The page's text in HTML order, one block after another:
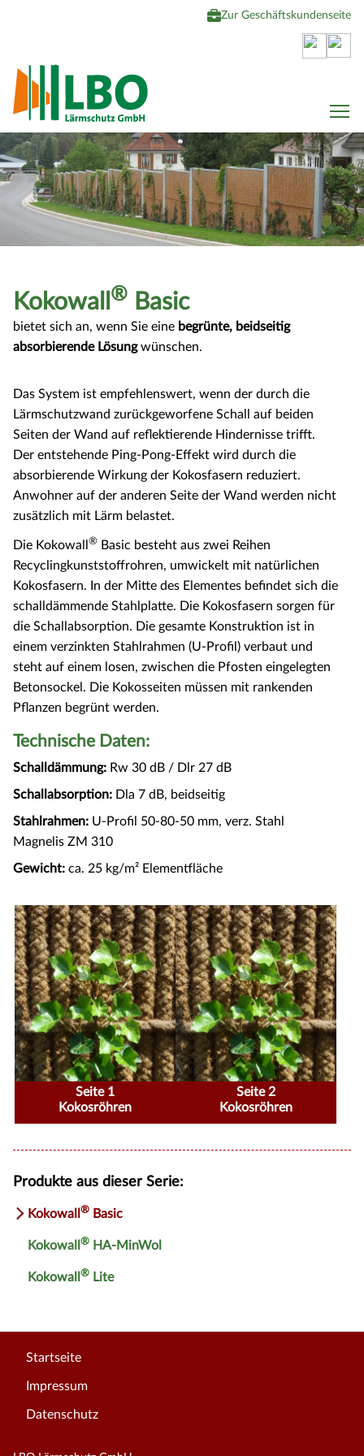
Zur Geschäftskundenseite
Kokowall ® Basic
bietet sich an, wenn Sie eine begrünte, beidseitig
absorbierende Lösungwünschen.
Das System ist empfehlenswert, wenn der durch die
Lärmschutzwand zurückgeworfene Schall auf beiden
Seiten der Wand auf reflektierende Hindernisse trifft.
Der entstehende Ping-Pong-Effekt wird durch die
absorbierende Wirkung der Kokosfasern reduziert.
Anwohner auf der anderen Seite der Wand werden nicht
zusätzlich mit Lärm belastet.
Die Kokowall ® Basic besteht aus zwei Reihen
Recyclingkunststoffrohren, umwickelt mit natürlichen
Kokosfasern. In der Mitte des Elementes befindet sich die
schalldämmende Stahlplatte. Die Kokosfasern sorgen für
die Schallabsorption. Die gesamte Konstruktion ist in
einem verzinkten Stahlrahmen (U-Profil) verbaut und
steht auf einem losen, zwischen die Pfosten eingelegten
Betonsockel. Die Kokosseiten müssen mit rankenden
Pflanzen begrünt werden.
Technische Daten:
Schalldämmung: Rw 30 dB / Dlr 27 dB
Schallabsorption: Dla 7 dB, beidseitig
Stahlrahmen: U-Profil 50-80-50 mm, verz. Stahl
Magnelis ZM 310
Gewicht: ca. 25 kg/m² Elementfläche
Seite 1
Kokosröhren
Seite 2
Kokosröhren
Produkte aus dieser Serie:
Kokowall® Basic
Kokowall ®HA-MinWol
Kokowall ®Lite
Startseite
Impressum
Datenschutz